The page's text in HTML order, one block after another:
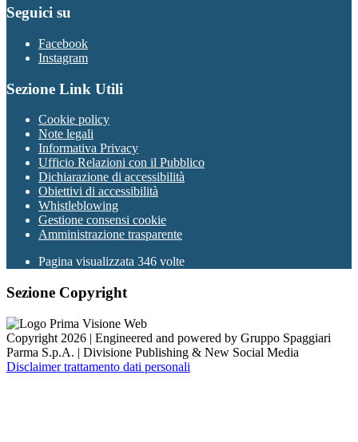
Seguici su
Facebook
Instagram
Sezione Link Utili
Cookie policy
Note legali
Informativa Privacy
Ufficio Relazioni con il Pubblico
Dichiarazione di accessibilità
Obiettivi di accessibilità
Whistleblowing
Gestione consensi cookie
Amministrazione trasparente
Pagina visualizzata 346 volte
Sezione Copyright
Copyright 2026 | Engineered and powered by Gruppo Spaggiari
Parma S.p.A. | Divisione Publishing & New Social Media
Disclaimer trattamento dati personali